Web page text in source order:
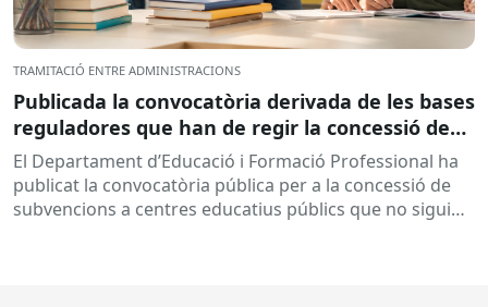
TRAMITACIÓ ENTRE ADMINISTRACIONS
Publicada la convocatòria derivada de les bases
reguladores que han de regir la concessió de
subvencions a centres educatius, per al
desenvolupament de programes de formació i
inserció, durant el curs 2026-2027
El Departament d’Educació i Formació Professional ha
publicat la convocatòria pública per a la concessió de
subvencions a centres educatius públics que no siguin